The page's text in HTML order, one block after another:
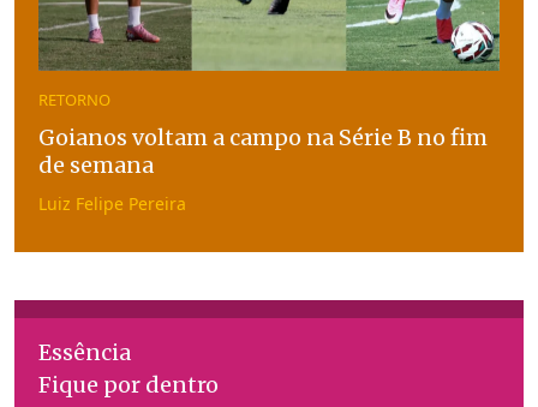
RETORNO
Goianos voltam a campo na Série B no fim
de semana
Luiz Felipe Pereira
Essência
Fique por dentro